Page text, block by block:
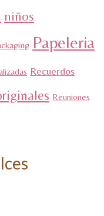
niños
Papeleria
Recuerdos
Reuniones